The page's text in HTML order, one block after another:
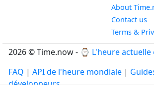
About
Contact us
Terms &
2026 © Time.now - ⌚ L'heure actuelle
FAQ | API de l'heure mondiale |
développeurs